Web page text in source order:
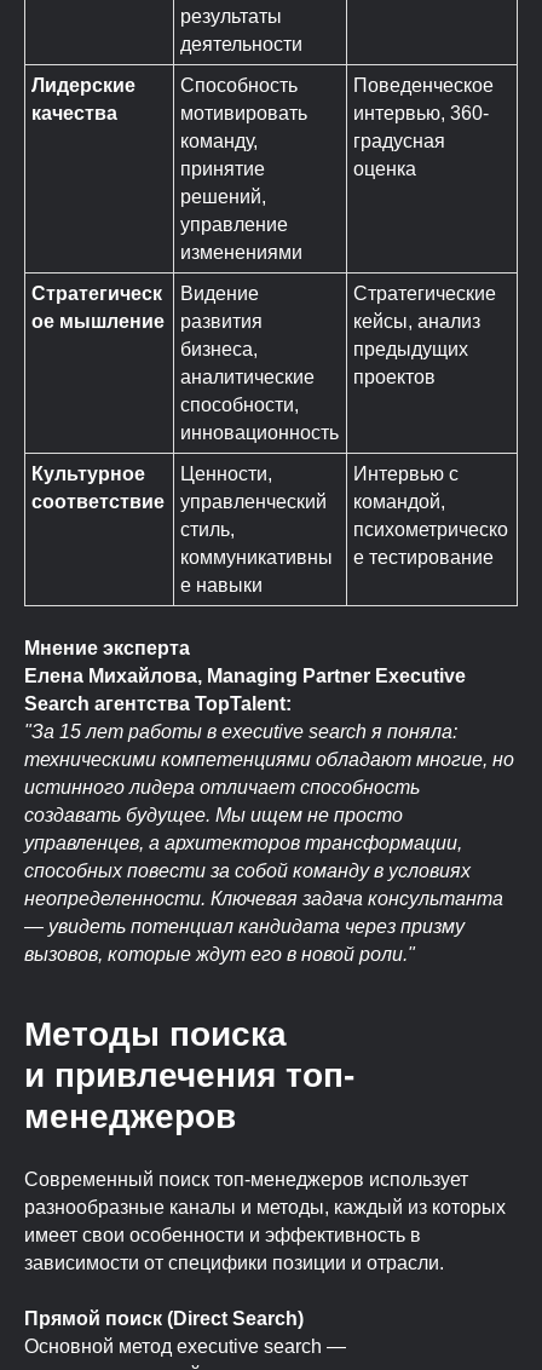
результаты
деятельности
Лидерские
качества
Способность
мотивировать
команду,
принятие
решений,
управление
изменениями
Поведенческое
интервью, 360-
градусная
оценка
Стратегическ
ое мышление
Видение
развития
бизнеса,
аналитические
способности,
инновационность
Стратегические
кейсы, анализ
предыдущих
проектов
Культурное
соответствие
Ценности,
управленческий
стиль,
коммуникативны
е навыки
Интервью с
командой,
психометрическо
е тестирование
Мнение эксперта
Елена Михайлова, Managing Partner Executive
Search агентства TopTalent:
"За 15 лет работы в executive search я поняла:
техническими компетенциями обладают многие, но
истинного лидера отличает способность
создавать будущее. Мы ищем не просто
управленцев, а архитекторов трансформации,
способных повести за собой команду в условиях
неопределенности. Ключевая задача консультанта
— увидеть потенциал кандидата через призму
вызовов, которые ждут его в новой роли."
Методы поиска
и привлечения топ-
менеджеров
Современный поиск топ-менеджеров использует
разнообразные каналы и методы, каждый из которых
имеет свои особенности и эффективность в
зависимости от специфики позиции и отрасли.
Прямой поиск (Direct Search)
Основной метод executive search —